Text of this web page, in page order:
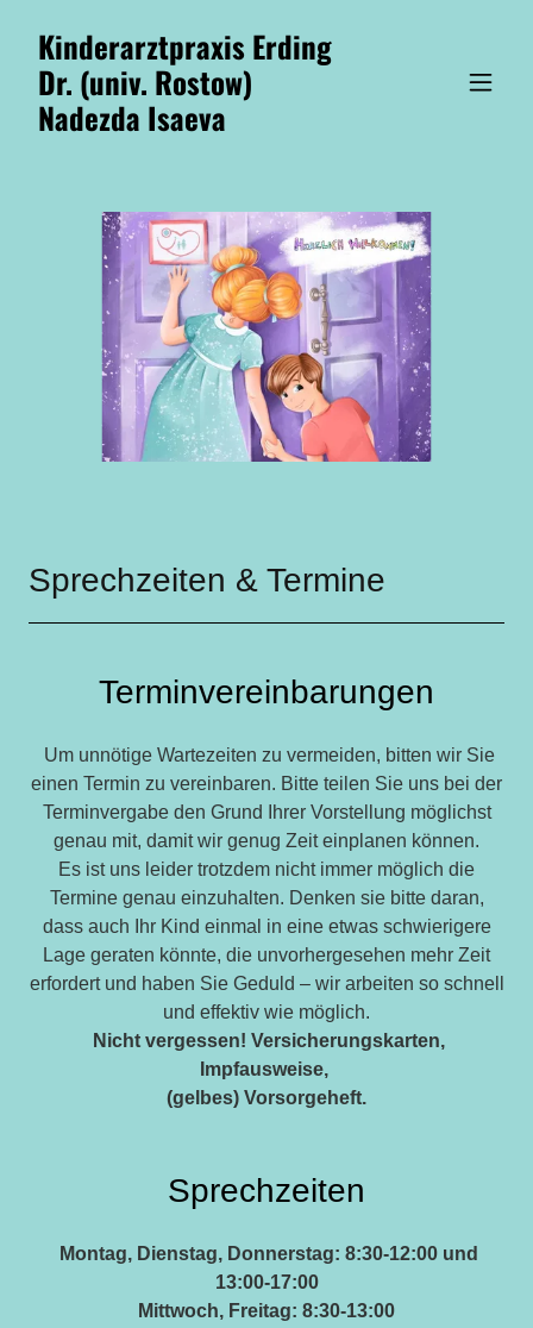
Kinderarztpraxis Erding
Dr. (univ. Rostow)
Nadezda Isaeva
Sprechzeiten & Termine
Terminvereinbarungen
Um unnötige Wartezeiten zu vermeiden, bitten wir Sie
einen Termin zu vereinbaren. Bitte teilen Sie uns bei der
Terminvergabe den Grund Ihrer Vorstellung möglichst
genau mit, damit wir genug Zeit einplanen können.
Es ist uns leider trotzdem nicht immer möglich die
Termine genau einzuhalten. Denken sie bitte daran,
dass auch Ihr Kind einmal in eine etwas schwierigere
Lage geraten könnte, die unvorhergesehen mehr Zeit
erfordert und haben Sie Geduld – wir arbeiten so schnell
und effektiv wie möglich.
Nicht vergessen! Versicherungskarten,
Impfausweise,
(gelbes) Vorsorgeheft.
Sprechzeiten
Montag, Dienstag, Donnerstag: 8:30-12:00 und
13:00-17:00
Mittwoch, Freitag: 8:30-13:00